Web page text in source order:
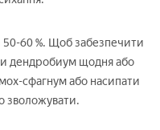
50-60 %. Щоб забезпечити
дендробиум щодня або
сфагнум або насипати
зволожувати.